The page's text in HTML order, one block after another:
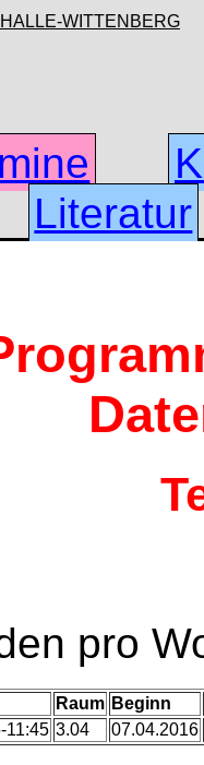
WITTENBERG
Literatur
pro
Raum Beginn
11:45 3.04 07.04.2016